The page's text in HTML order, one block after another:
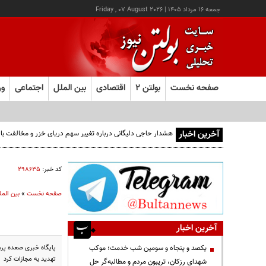
جمعه ۱۶ مرداد ۱۴۰۵ |
Friday , 07 August 2026
صفحه نخست بولتن ۲ اقتصادی بین الملل اجتماعی
آخرین اخبار
کد خبر: ۲۹۸۶۳۵
صفحه نخست»بین
پایگاه خبری صعده
تهدید به مجازات کرد
آخرین اخبار
یکصد و پنجاه و سومین شب خدمت؛ موکب
شهدای رزکان، تریبون مردم و مطالبه‌گر حل